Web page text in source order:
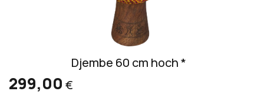
Djembe 60 cm hoch *
299,00 €